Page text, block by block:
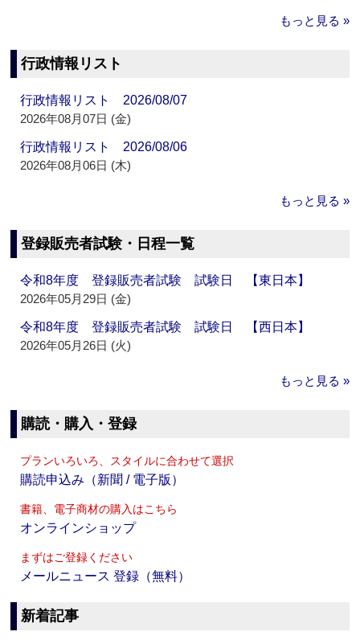
もっと見る »
行政情報リスト
行政情報リスト 2026/08/07
2026年08月07日 (金)
行政情報リスト 2026/08/06
2026年08月06日 (木)
もっと見る »
登録販売者試験・日程一覧
令和8年度 登録販売者試験 試験日 【東日本】
2026年05月29日 (金)
令和8年度 登録販売者試験 試験日 【西日本】
2026年05月26日 (火)
もっと見る »
購読・購入・登録
プランいろいろ、スタイルに合わせて選択
購読申込み（新聞 / 電子版）
書籍、電子商材の購入はこちら
オンラインショップ
まずはご登録ください
メールニュース 登録（無料）
新着記事